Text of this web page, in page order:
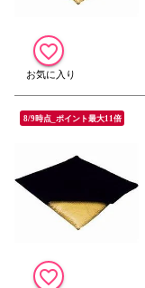
8/9時点_ポイント最大11倍